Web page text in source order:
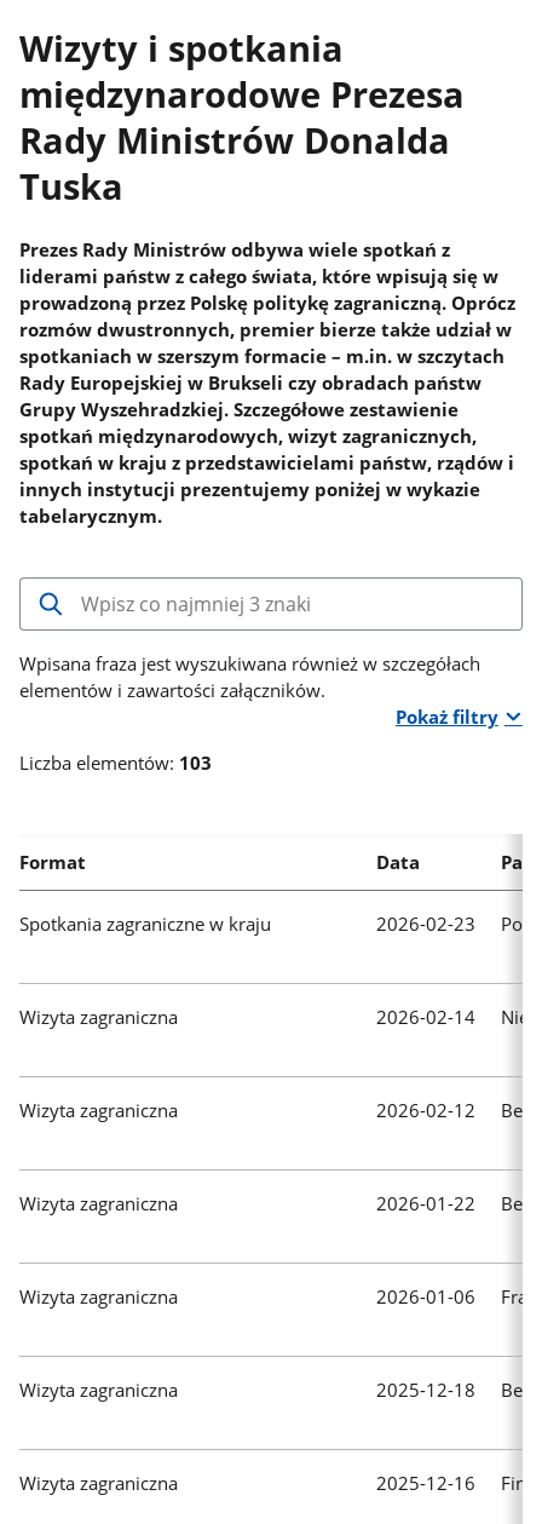
Wizyty i spotkania
międzynarodowe Prezesa
Rady Ministrów Donalda
Tuska
Prezes Rady Ministrów odbywa wiele spotkań z
liderami państw z całego świata, które wpisują się w
prowadzoną przez Polskę politykę zagraniczną. Oprócz
rozmów dwustronnych, premier bierze także udział w
spotkaniach w szerszym formacie – m.in. w szczytach
Rady Europejskiej w Brukseli czy obradach państw
Grupy Wyszehradzkiej. Szczegółowe zestawienie
spotkań międzynarodowych, wizyt zagranicznych,
spotkań w kraju z przedstawicielami państw, rządów i
innych instytucji prezentujemy poniżej w wykazie
tabelarycznym.
Wpisz
co
3
rozpocząć
pojawią
automatycznie.
Wpisana fraza jest wyszukiwana również w szczegółach
elementów i zawartości załączników.
Pokaż filtry
Liczba elementów: 103
Format Data
Spotkania zagraniczne w kraju 2026-02-23
Wizyta zagraniczna 2026-02-14
Wizyta zagraniczna 2026-02-12
Wizyta zagraniczna 2026-01-22
Wizyta zagraniczna 2026-01-06
Wizyta zagraniczna 2025-12-18
Wizyta zagraniczna 2025-12-16